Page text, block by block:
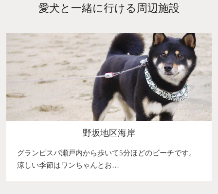
愛犬と一緒に行ける周辺施設
野坂地区海岸
グランピスパ瀬戸内から歩いて5分ほどのビーチです。
涼しい季節はワンちゃんとお…